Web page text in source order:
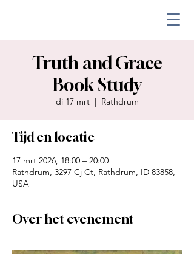
Truth and Grace
Book Study
di 17 mrt
  |
Rathdrum
Tijd en locatie
17 mrt 2026, 18:00 – 20:00
Rathdrum, 3297 Cj Ct, Rathdrum, ID 83858,
USA
Over het evenement